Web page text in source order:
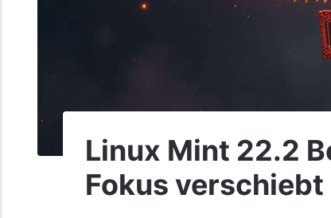
Linux Mint 22.2
Fokus verschiebt